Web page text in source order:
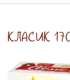
КЛАСИК